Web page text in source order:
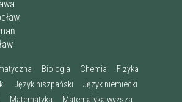
Biologia Chemia
Fizyka
Język hiszpański
Język niemiecki